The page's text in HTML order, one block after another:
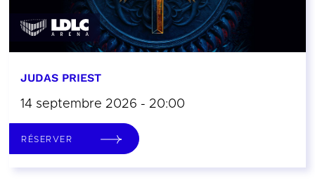
JUDAS PRIEST
14 septembre 2026 - 20:00
RÉSERVER